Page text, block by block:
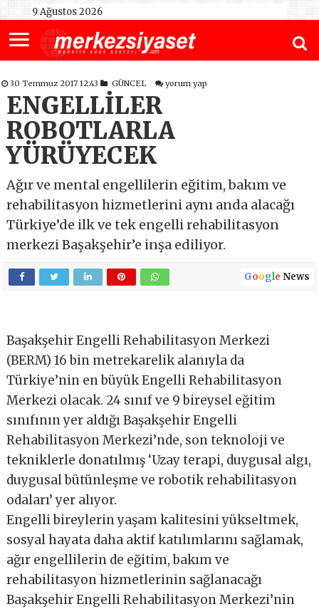
9 Ağustos 2026
30 Temmuz 2017 12:43 GÜNCEL yorum yap
ENGELLİLER
ROBOTLARLA
YÜRÜYECEK
Ağır ve mental engellilerin eğitim, bakım ve
rehabilitasyon hizmetlerini aynı anda alacağı
Türkiye’de ilk ve tek engelli rehabilitasyon
merkezi Başakşehir’e inşa ediliyor.
Google News
Başakşehir Engelli Rehabilitasyon Merkezi
(BERM) 16 bin metrekarelik alanıyla da
Türkiye’nin en büyük Engelli Rehabilitasyon
Merkezi olacak. 24 sınıf ve 9 bireysel eğitim
sınıfının yer aldığı Başakşehir Engelli
Rehabilitasyon Merkezi’nde, son teknoloji ve
tekniklerle donatılmış ‘Uzay terapi, duygusal algı,
duygusal bütünleşme ve robotik rehabilitasyon
odaları’ yer alıyor.
Engelli bireylerin yaşam kalitesini yükseltmek,
sosyal hayata daha aktif katılımlarını sağlamak,
ağır engellilerin de eğitim, bakım ve
rehabilitasyon hizmetlerinin sağlanacağı
Başakşehir Engelli Rehabilitasyon Merkezi’nin